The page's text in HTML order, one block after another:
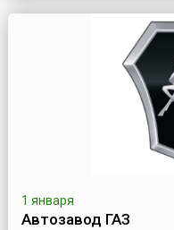
1 января
Автозавод ГАЗ